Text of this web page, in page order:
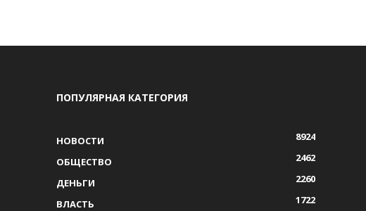
ПОПУЛЯРНАЯ КАТЕГОРИЯ
НОВОСТИ
8924
ОБЩЕСТВО
2462
ДЕНЬГИ
2260
ВЛАСТЬ
1722